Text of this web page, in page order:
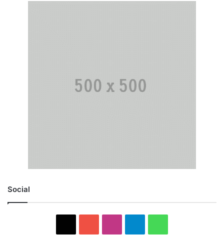
Social